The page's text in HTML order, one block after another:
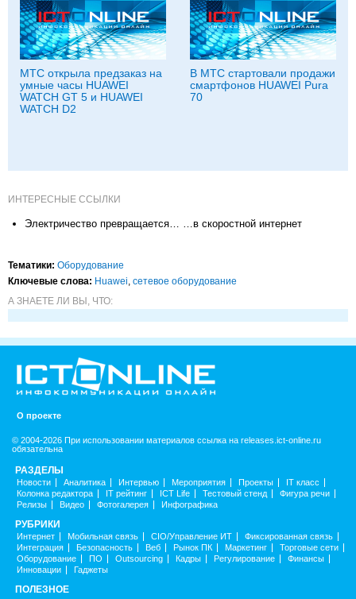
МТС открыла предзаказ на
умные часы HUAWEI
WATCH GT 5 и HUAWEI
WATCH D2
В МТС стартовали продажи
смартфонов HUAWEI Pura
70
ИНТЕРЕСНЫЕ ССЫЛКИ
Электричество превращается… …в скоростной интернет
Тематики: Оборудование
Ключевые слова: Huawei, сетевое оборудование
А ЗНАЕТЕ ЛИ ВЫ, ЧТО:
О проекте
© 2004-2026 При использовании материалов ссылка на releases.ict-online.ru
обязательна
РАЗДЕЛЫ
Новости Аналитика Интервью Мероприятия Проекты
IT класс
Колонка редактора
IT рейтинг ICT Life Тестовый стенд
Фигура речи
Релизы
Видео Фотогалерея Инфографика
РУБРИКИ
Интернет Мобильная связь CIO/Управление ИТ
Фиксированная связь
Интеграция
Безопасность Веб Рынок ПК Маркетинг
Торговые сети
Оборудование
ПО Outsourcing Кадры Регулирование
Финансы
Инновации
Гаджеты
ПОЛЕЗНОЕ